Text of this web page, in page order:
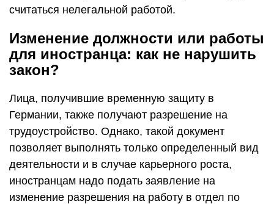
считаться нелегальной работой.
Изменение должности или работы
для иностранца: как не нарушить
закон?
Лица, получившие временную защиту в
Германии, также получают разрешение на
трудоустройство. Однако, такой документ
позволяет выполнять только определенный вид
деятельности и в случае карьерного роста,
иностранцам надо подать заявление на
изменение разрешения на работу в отдел по